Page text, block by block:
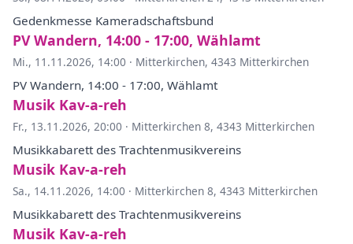
Gedenkmesse Kameradschaftsbund
PV Wandern, 14:00 - 17:00, Wählamt
Mi., 11.11.2026, 14:00 · Mitterkirchen, 4343 Mitterkirchen
PV Wandern, 14:00 - 17:00, Wählamt
Musik Kav-a-reh
Fr., 13.11.2026, 20:00 · Mitterkirchen 8, 4343 Mitterkirchen
Musikkabarett des Trachtenmusikvereins
Musik Kav-a-reh
Sa., 14.11.2026, 14:00 · Mitterkirchen 8, 4343 Mitterkirchen
Musikkabarett des Trachtenmusikvereins
Musik Kav-a-reh